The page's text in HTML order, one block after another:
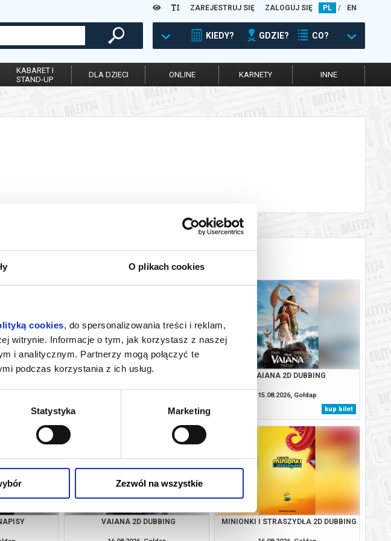
O plikach cookies
cookies, do spersonalizowania treści i reklam,
witrynie. Informacje o tym, jak korzystasz z naszej
i analitycznym. Partnerzy mogą połączyć te
podczas korzystania z ich usług.
Statystyka Marketing
Zezwól na wszystkie
ZAREJESTRUJ SIĘ ZALOGUJ SIĘ PL / EN
KIEDY? GDZIE? CO?
KABARET I
STAND-UP
DLA DZIECI ONLINE KARNETY INNE
NOWY DZIEŃ
kup bilet
ODYSEJA 2D NAPISY
kup bilet
VAIANA 2D DUBBING
15.08.2026, Gołdap
kup bilet
VAIANA 2D DUBBING MINIONKI I STRASZYDŁA 2D DUBBING